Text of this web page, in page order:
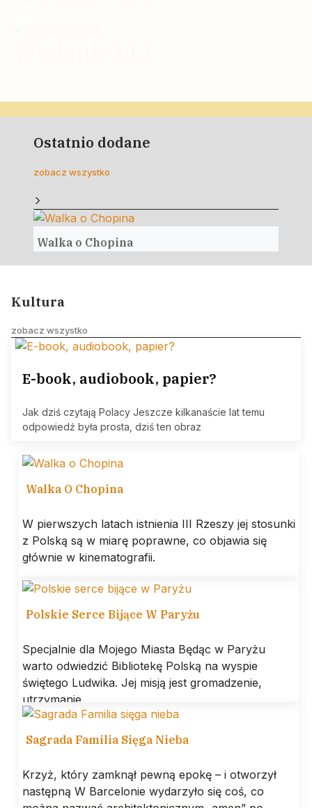
Ostatnio dodane
zobacz wszystko
Walka o Chopina
Kultura
zobacz wszystko
E-book, audiobook, papier?
Jak dziś czytają Polacy Jeszcze kilkanaście lat temu
odpowiedź była prosta, dziś ten obraz
Walka O Chopina
W pierwszych latach istnienia III Rzeszy jej stosunki
z Polską są w miarę poprawne, co objawia się
głównie w kinematografii.
Polskie Serce Bijące W Paryżu
Specjalnie dla Mojego Miasta Będąc w Paryżu
warto odwiedzić Bibliotekę Polską na wyspie
świętego Ludwika. Jej misją jest gromadzenie,
utrzymanie
Sagrada Familia Sięga Nieba
Krzyż, który zamknął pewną epokę – i otworzył
następną W Barcelonie wydarzyło się coś, co